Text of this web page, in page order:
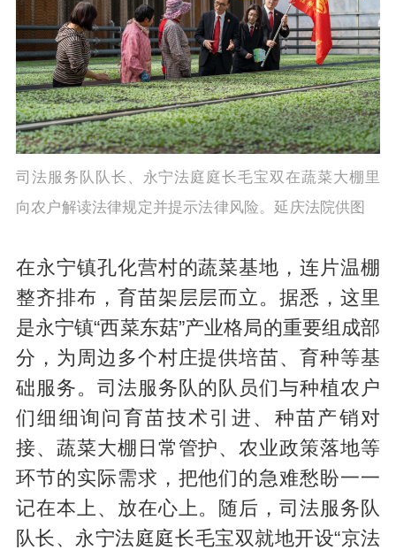
司法服务队队长、永宁法庭庭长毛宝双在蔬菜大棚里
向农户解读法律规定并提示法律风险。延庆法院供图
在永宁镇孔化营村的蔬菜基地，连片温棚
整齐排布，育苗架层层而立。据悉，这里
是永宁镇“西菜东菇”产业格局的重要组成部
分，为周边多个村庄提供培苗、育种等基
础服务。司法服务队的队员们与种植农户
们细细询问育苗技术引进、种苗产销对
接、蔬菜大棚日常管护、农业政策落地等
环节的实际需求，把他们的急难愁盼一一
记在本上、放在心上。随后，司法服务队
队长、永宁法庭庭长毛宝双就地开设“京法